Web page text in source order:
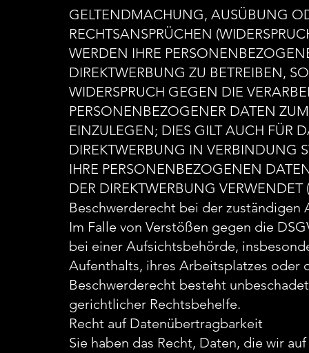
GELTENDMACHUNG, AUSÜBUNG
RECHTSANSPRÜCHEN
WERDEN IHRE
DIREKTWERBUNG ZU BETREIBEN,
WIDERSPRUCH GEGEN DIE
PERSONENBEZOGENER DATEN
EINZULEGEN; DIES GILT AUCH FÜR
DIREKTWERBUNG IN VERBINDUNG
IHRE PERSONENBEZOGENEN
DER DIREKTWERBUNG
Beschwerderecht bei der zuständigen
Im Falle von Verstößen gegen die
bei einer Aufsichtsbehörde,
Aufenthalts, ihres Arbeitsplatzes oder
Beschwerderecht besteht
gerichtlicher Rechtsbehelfe.
Recht auf Datenübertragbarkeit
Sie haben das Recht, Daten, die wir